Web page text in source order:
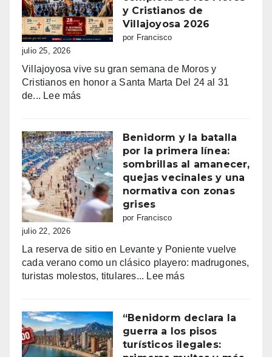
día
grande
de
fe,
y
emoción
y Cristianos de
Villajoyosa 2026
por Francisco
julio 25, 2026
Villajoyosa vive su gran semana de Moros y
Cristianos en honor a Santa Marta Del 24 al 31
de... Lee más:
patronales
Consulta
la
programación
completa
de
Cristianos
de
Villajoyosa
Benidorm y la batalla
por la primera línea:
sombrillas al amanecer,
quejas vecinales y una
normativa con zonas
grises
por Francisco
julio 22, 2026
La reserva de sitio en Levante y Poniente vuelve
cada verano como un clásico playero: madrugones,
turistas molestos, titulares... Lee más:
la
batalla
por
“Benidorm declara la
guerra a los pisos
turísticos ilegales: